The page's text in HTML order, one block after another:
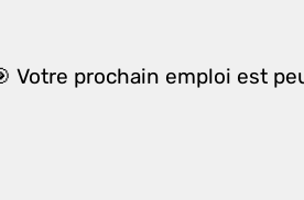
Votre prochain emploi est